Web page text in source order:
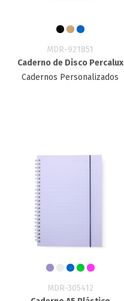
MDR-921851
Caderno de Disco Percalux
Cadernos Personalizados
MDR-305412